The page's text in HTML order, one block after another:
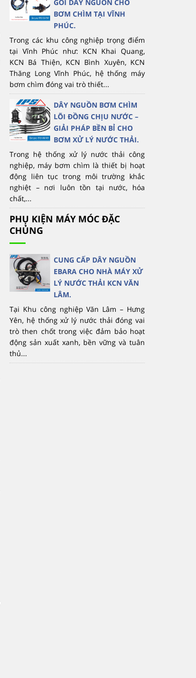
GÓI DÂY NGUỒN CHO
BƠM CHÌM TẠI VĨNH
PHÚC.
Trong các khu công nghiệp trọng điểm
tại Vĩnh Phúc như: KCN Khai Quang,
KCN Bá Thiện, KCN Bình Xuyên, KCN
Thăng Long Vĩnh Phúc, hệ thống máy
bơm chìm đóng vai trò thiết...
DÂY NGUỒN BƠM CHÌM
LÕI ĐỒNG CHỊU NƯỚC –
GIẢI PHÁP BỀN BỈ CHO
BƠM XỬ LÝ NƯỚC THẢI.
Trong hệ thống xử lý nước thải công
nghiệp, máy bơm chìm là thiết bị hoạt
động liên tục trong môi trường khắc
nghiệt – nơi luôn tồn tại nước, hóa
chất,...
PHỤ KIỆN MÁY MÓC ĐẶC
CHỦNG
CUNG CẤP DÂY NGUỒN
EBARA CHO NHÀ MÁY XỬ
LÝ NƯỚC THẢI KCN VĂN
LÂM.
Tại Khu công nghiệp Văn Lâm – Hưng
Yên, hệ thống xử lý nước thải đóng vai
trò then chốt trong việc đảm bảo hoạt
động sản xuất xanh, bền vững và tuân
thủ...